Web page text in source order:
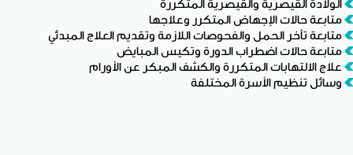
الولادة القيصرية والقيصرية المتكررة
متابعة حالات الإجهاض المتكرر وعلاجها
متابعة تأخر الحمل والفحوصات اللازمة وتقديم العلاج المبدئي
متابعة حالات اضطراب الدورة وتكيس المبايض
علاج الالتهابات المتكررة والكشف المبكر عن الأورام
وسائل تنظيم الأسرة المختلفة